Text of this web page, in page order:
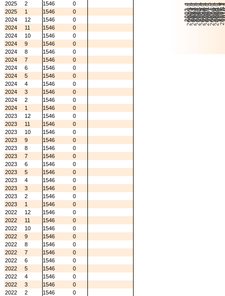
2025
2 1546
0
2025
1 1546
0
2024
12 1546
0
2024
11 1546
0
2024
10 1546
0
2024
9 1546
0
2024
8 1546
0
2024
7 1546
0
2024
6 1546
0
2024
5 1546
0
2024
4 1546
0
2024
3 1546
0
2024
2 1546
0
2024
1 1546
0
2023
12 1546
0
2023
11 1546
0
2023
10 1546
0
2023
9 1546
0
2023
8 1546
0
2023
7 1546
0
2023
6 1546
0
2023
5 1546
0
2023
4 1546
0
2023
3 1546
0
2023
2 1546
0
2023
1 1546
0
2022
12 1546
0
2022
11 1546
0
2022
10 1546
0
2022
9 1546
0
2022
8 1546
0
2022
7 1546
0
2022
6 1546
0
2022
5 1546
0
2022
4 1546
0
2022
3 1546
0
2022
2 1546
0